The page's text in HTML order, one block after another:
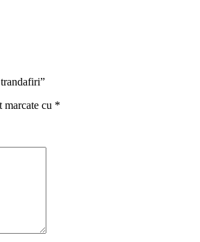
marcate cu *